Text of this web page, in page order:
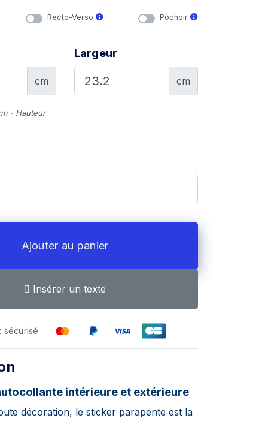
Recto-Verso Pochoir
cm
- Hauteur
Largeur
cm
Ajouter au panier
Insérer un texte
sécurisé
intérieure et extérieure
décoration, le sticker parapente est la